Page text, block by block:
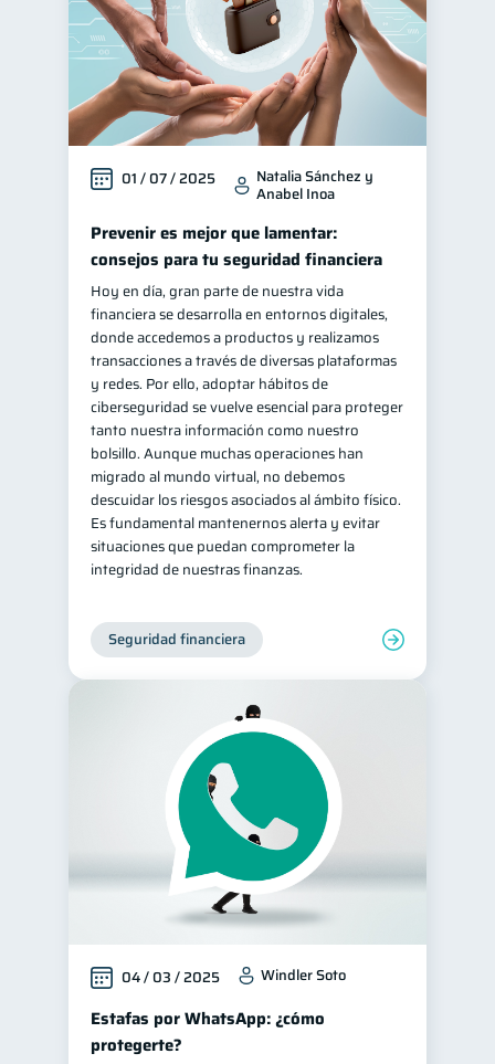
01 / 07 / 2025 Natalia Sánchez y
Anabel Inoa
Prevenir es mejor que lamentar:
consejos para tu seguridad financiera
Hoy en día, gran parte de nuestra vida
financiera se desarrolla en entornos digitales,
donde accedemos a productos y realizamos
transacciones a través de diversas plataformas
y redes. Por ello, adoptar hábitos de
ciberseguridad se vuelve esencial para proteger
tanto nuestra información como nuestro
bolsillo. Aunque muchas operaciones han
migrado al mundo virtual, no debemos
descuidar los riesgos asociados al ámbito físico.
Es fundamental mantenernos alerta y evitar
situaciones que puedan comprometer la
integridad de nuestras finanzas.
Seguridad financiera
04 / 03 / 2025 Windler Soto
Estafas por WhatsApp: ¿cómo
protegerte?